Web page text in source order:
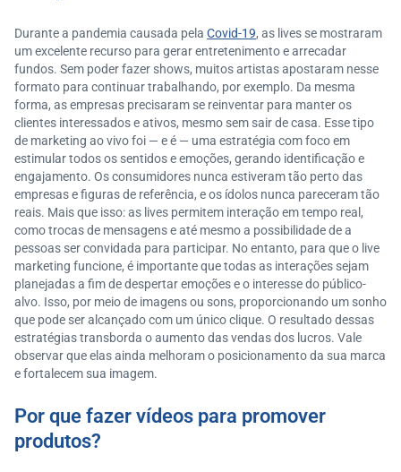
Durante a pandemia causada pela Covid-19, as lives se mostraram
um excelente recurso para gerar entretenimento e arrecadar
fundos. Sem poder fazer shows, muitos artistas apostaram nesse
formato para continuar trabalhando, por exemplo. Da mesma
forma, as empresas precisaram se reinventar para manter os
clientes interessados e ativos, mesmo sem sair de casa. Esse tipo
de marketing ao vivo foi — e é — uma estratégia com foco em
estimular todos os sentidos e emoções, gerando identificação e
engajamento. Os consumidores nunca estiveram tão perto das
empresas e figuras de referência, e os ídolos nunca pareceram tão
reais. Mais que isso: as lives permitem interação em tempo real,
como trocas de mensagens e até mesmo a possibilidade de a
pessoas ser convidada para participar. No entanto, para que o live
marketing funcione, é importante que todas as interações sejam
planejadas a fim de despertar emoções e o interesse do público-
alvo. Isso, por meio de imagens ou sons, proporcionando um sonho
que pode ser alcançado com um único clique. O resultado dessas
estratégias transborda o aumento das vendas dos lucros. Vale
observar que elas ainda melhoram o posicionamento da sua marca
e fortalecem sua imagem.
Por que fazer vídeos para promover
produtos?